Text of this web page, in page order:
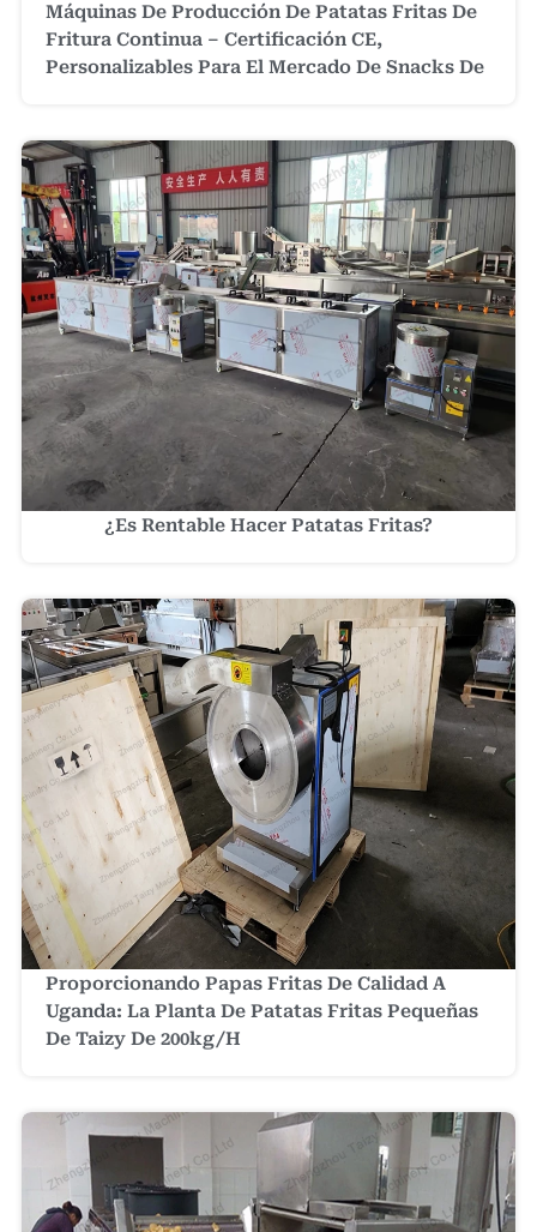
Máquinas De Producción De Patatas Fritas De
Fritura Continua – Certificación CE,
Personalizables Para El Mercado De Snacks De
¿Es Rentable Hacer Patatas Fritas?
Proporcionando Papas Fritas De Calidad A
Uganda: La Planta De Patatas Fritas Pequeñas
De Taizy De 200kg/h